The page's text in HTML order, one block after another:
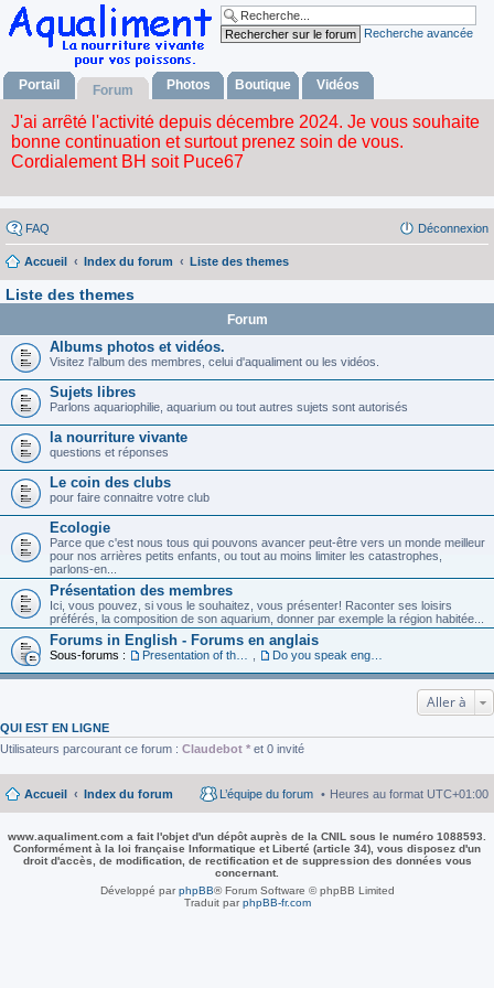
Recherche avancée
Portail Forum Photos Boutique Vidéos
FAQ Déconnexion
Accueil Index du forum Liste des themes
Liste des themes
Forum
Albums photos et vidéos.
Visitez l'album des membres, celui d'aqualiment ou les vidéos.
Sujets libres
Parlons aquariophilie, aquarium ou tout autres sujets sont autorisés
la nourriture vivante
questions et réponses
Le coin des clubs
pour faire connaitre votre club
Ecologie
Parce que c'est nous tous qui pouvons avancer peut-être vers un monde meilleur
pour nos arrières petits enfants, ou tout au moins limiter les catastrophes,
parlons-en...
Présentation des membres
Ici, vous pouvez, si vous le souhaitez, vous présenter! Raconter ses loisirs
préférés, la composition de son aquarium, donner par exemple la région habitée...
Forums in English - Forums en anglais
Sous-forums :
Aller à
QUI EST EN LIGNE
Utilisateurs parcourant ce forum : Claudebot * et 0 invité
Accueil Index du forum Heures au format UTC+01:00
L’équipe du forum
www.aqualiment.com a fait l'objet d'un dépôt auprès de la CNIL sous le numéro 1088593.
Conformément à la loi française Informatique et Liberté (article 34), vous disposez d'un
droit d'accès, de modification, de rectification et de suppression des données vous
concernant.
Développé parphpBB® Forum Software © phpBB Limited
Traduit parphpBB-fr.com